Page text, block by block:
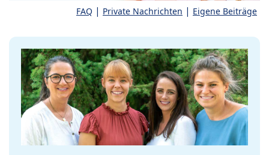
FAQ | Private Nachrichten | Eigene Beiträge